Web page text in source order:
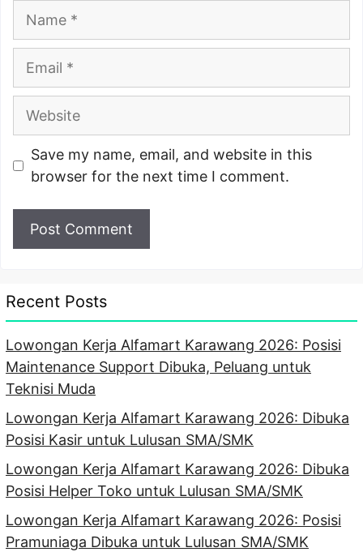
Name
Email
Website
Save my name, email, and website in this
browser for the next time I comment.
Recent Posts
Lowongan Kerja Alfamart Karawang 2026: Posisi
Maintenance Support Dibuka, Peluang untuk
Teknisi Muda
Lowongan Kerja Alfamart Karawang 2026: Dibuka
Posisi Kasir untuk Lulusan SMA/SMK
Lowongan Kerja Alfamart Karawang 2026: Dibuka
Posisi Helper Toko untuk Lulusan SMA/SMK
Lowongan Kerja Alfamart Karawang 2026: Posisi
Pramuniaga Dibuka untuk Lulusan SMA/SMK